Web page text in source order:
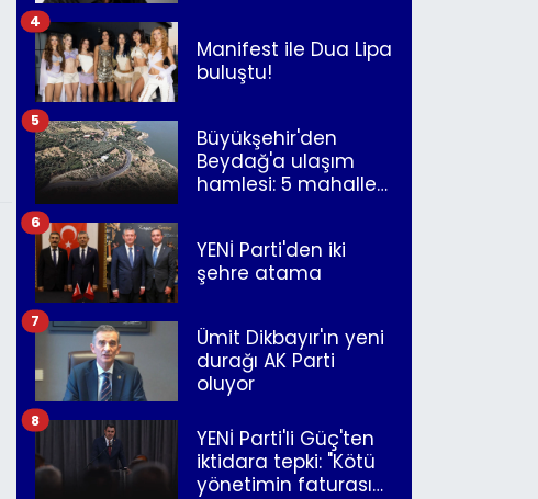
Manifest ile Dua Lipa
buluştu!
4
Büyükşehir'den
Beydağ'a ulaşım
hamlesi: 5 mahalle
5
YENİ Parti'den iki
şehre atama
6
Ümit Dikbayır'ın yeni
durağı AK Parti
oluyor
7
YENİ Parti'li Güç'ten
iktidara tepki: "Kötü
yönetimin faturasını
8